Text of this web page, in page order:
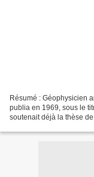
Résumé : Géophysicien
publia en 1969, sous le
soutenait déjà la thèse